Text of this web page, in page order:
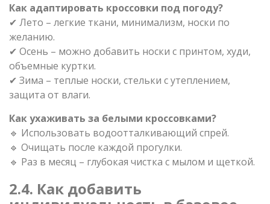
Как адаптировать кроссовки под погоду?
✔ Лето – легкие ткани, минимализм, носки по
желанию.
✔ Осень – можно добавить носки с принтом, худи,
объемные куртки.
✔ Зима – теплые носки, стельки с утеплением,
защита от влаги.
Как ухаживать за белыми кроссовками?
🔹 Использовать водоотталкивающий спрей.
🔹 Очищать после каждой прогулки.
🔹 Раз в месяц – глубокая чистка с мылом и щеткой.
2.4. Как добавить